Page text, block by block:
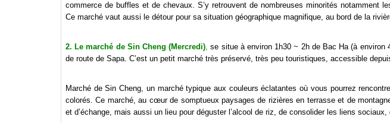
commerce de buffles et de chevaux. S’y retrouvent de nombreuses minorités notamment
Ce marché vaut aussi le détour pour sa situation géographique magnifique, au bord de la
2. Le marché de Sin Cheng (Mercredi), se situe à environ 1h30 ~ 2h de Bac Ha (à
de route de Sapa. C’est un petit marché très préservé, très peu touristiques, accessible
Marché de Sin Cheng, un marché typique aux couleurs éclatantes où vous pourrez
colorés. Ce marché, au cœur de somptueux paysages de rizières en terrasse et de
et d’échange, mais aussi un lieu pour déguster l’alcool de riz, de consolider les liens